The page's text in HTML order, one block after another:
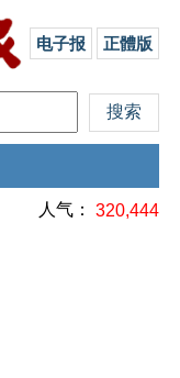
电子报 正體版
人气： 320,444